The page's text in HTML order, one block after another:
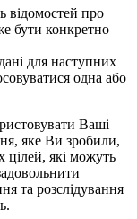
відомостей про
бути конкретно
для наступних
одна або
Ваші
яке Ви зробили,
цілей, які можуть
та розслідування